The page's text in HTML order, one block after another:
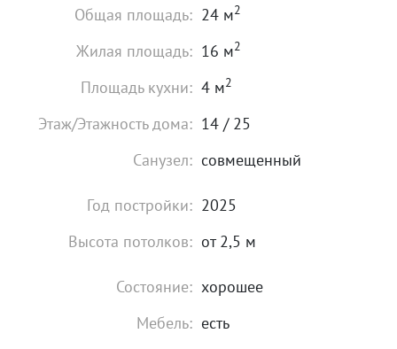
Общая площадь: 24 м2
Жилая площадь: 16 м2
Площадь кухни: 4 м2
Этаж/Этажность дома: 14 / 25
Санузел: совмещенный
Год постройки: 2025
Высота потолков: от 2,5 м
Состояние: хорошее
Мебель: есть